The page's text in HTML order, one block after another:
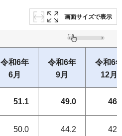
画面サイズで表示
令和6年
6月
令和6年
9月
令和6
12月
51.1 49.0
50.0 44.2